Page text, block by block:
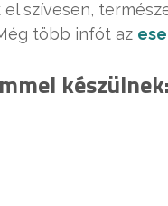
szívesen,
több infót az
készülnek: